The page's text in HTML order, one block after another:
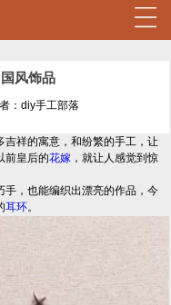
风饰品
：diy手工部落
吉祥的寓意，和纷繁的手工，让
前皇后的花嫁 ，就让人感觉到惊
手，也能编织出漂亮的作品，今
耳环。